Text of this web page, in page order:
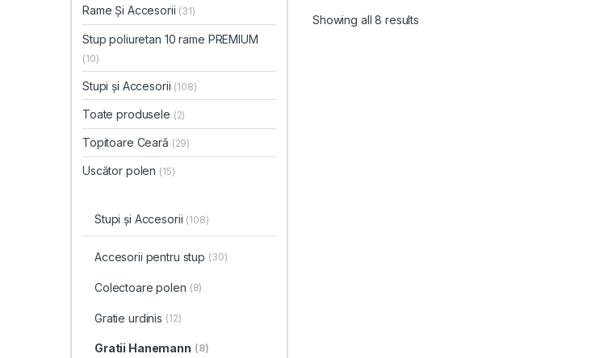
Showing all 8 results
Rame Și Accesorii (31)
Stup poliuretan 10 rame PREMIUM
(10)
Stupi și Accesorii (108)
Toate produsele (2)
Topitoare Ceară (29)
Uscător polen (15)
Stupi și Accesorii (108)
Accesorii pentru stup (30)
Colectoare polen (8)
Gratie urdinis (12)
Gratii Hanemann (8)